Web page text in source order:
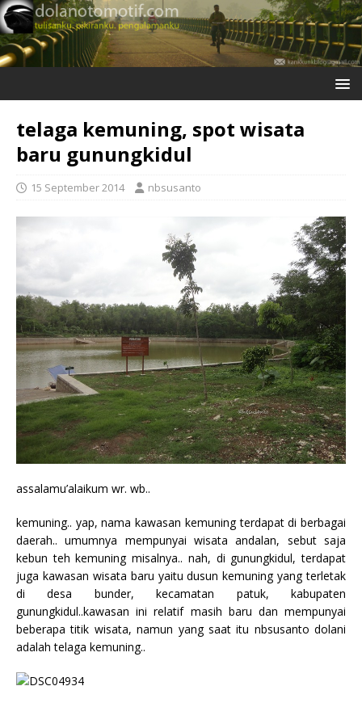
telaga kemuning, spot wisata
baru gunungkidul
15 September 2014 nbsusanto
assalamu’alaikum wr. wb..
kemuning.. yap, nama kawasan kemuning terdapat di berbagai
daerah.. umumnya mempunyai wisata andalan, sebut saja
kebun teh kemuning misalnya.. nah, di gunungkidul, terdapat
juga kawasan wisata baru yaitu dusun kemuning yang terletak
di desa bunder, kecamatan patuk, kabupaten
gunungkidul..kawasan ini relatif masih baru dan mempunyai
beberapa titik wisata, namun yang saat itu nbsusanto dolani
adalah telaga kemuning..